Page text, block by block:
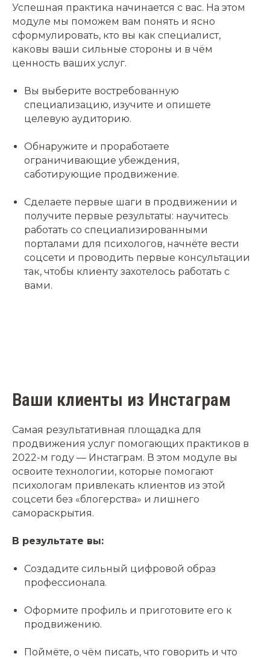
Успешная практика начинается с вас. На этом
модуле мы поможем вам понять и ясно
сформулировать, кто вы как специалист,
каковы ваши сильные стороны и в чём
ценность ваших услуг.
Вы выберите востребованную
специализацию, изучите и опишете
целевую аудиторию.
Обнаружите и проработаете
ограничивающие убеждения,
саботирующие продвижение.
Сделаете первые шаги в продвижении и
получите первые результаты: научитесь
работать со специализированными
порталами для психологов, начнёте вести
соцсети и проводить первые консультации
так, чтобы клиенту захотелось работать с
вами.
Ваши клиенты из Инстаграм
Самая результативная площадка для
продвижения услуг помогающих практиков в
2022-м году — Инстаграм. В этом модуле вы
освоите технологии, которые помогают
психологам привлекать клиентов из этой
соцсети без «блогерства» и лишнего
самораскрытия.
В результате вы:
Создадите сильный цифровой образ
профессионала.
Оформите профиль и приготовите его к
продвижению.
Поймёте, о чём писать, что говорить и что